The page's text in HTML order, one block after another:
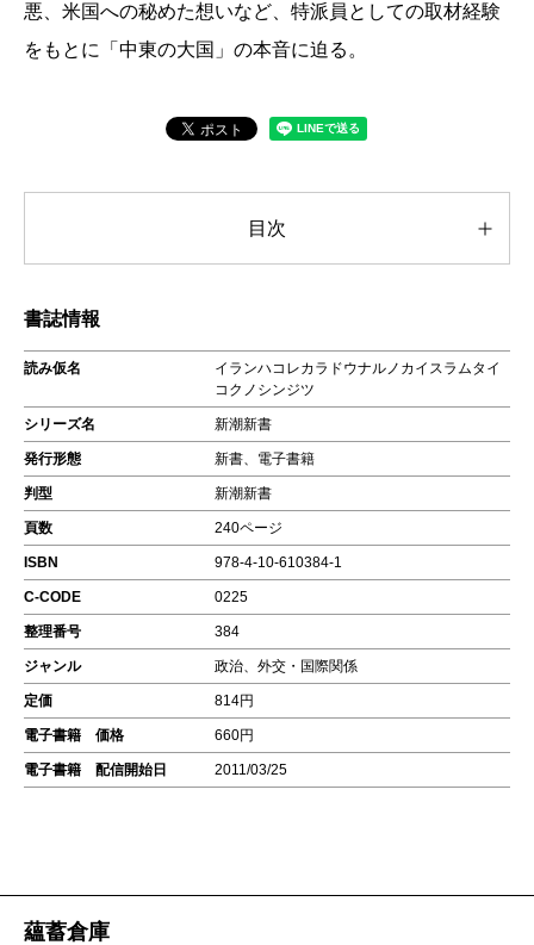
悪、米国への秘めた想いなど、特派員としての取材経験
をもとに「中東の大国」の本音に迫る。
目次
書誌情報
読み仮名
イランハコレカラドウナルノカイスラムタイ
コクノシンジツ
シリーズ名 新潮新書
発行形態 新書、電子書籍
判型 新潮新書
頁数 240ページ
ISBN 978-4-10-610384-1
C-CODE 0225
整理番号 384
ジャンル 政治、外交・国際関係
定価 814円
電子書籍 価格 660円
電子書籍 配信開始日 2011/03/25
蘊蓄倉庫